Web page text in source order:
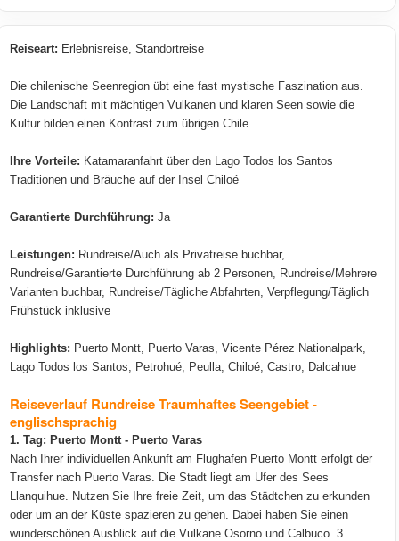
Reiseart: Erlebnisreise, Standortreise
Die chilenische Seenregion übt eine fast mystische Faszination aus.
Die Landschaft mit mächtigen Vulkanen und klaren Seen sowie die
Kultur bilden einen Kontrast zum übrigen Chile.
Ihre Vorteile: Katamaranfahrt über den Lago Todos los Santos
Traditionen und Bräuche auf der Insel Chiloé
Garantierte Durchführung: Ja
Leistungen: Rundreise/Auch als Privatreise buchbar,
Rundreise/Garantierte Durchführung ab 2 Personen, Rundreise/Mehrere
Varianten buchbar, Rundreise/Tägliche Abfahrten, Verpflegung/Täglich
Frühstück inklusive
Highlights: Puerto Montt, Puerto Varas, Vicente Pérez Nationalpark,
Lago Todos los Santos, Petrohué, Peulla, Chiloé, Castro, Dalcahue
Reiseverlauf Rundreise Traumhaftes Seengebiet -
englischsprachig
1. Tag: Puerto Montt - Puerto Varas
Nach Ihrer individuellen Ankunft am Flughafen Puerto Montt erfolgt der
Transfer nach Puerto Varas. Die Stadt liegt am Ufer des Sees
Llanquihue. Nutzen Sie Ihre freie Zeit, um das Städtchen zu erkunden
oder um an der Küste spazieren zu gehen. Dabei haben Sie einen
wunderschönen Ausblick auf die Vulkane Osorno und Calbuco. 3